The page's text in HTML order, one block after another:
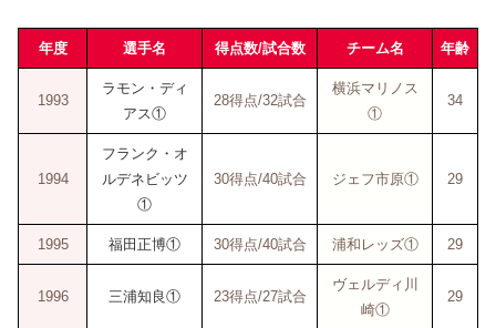
年度 選手名 得点数/試合数 チーム名 年齢
1993
ラモン・ディ
アス①
28得点/32試合
横浜マリノス
①
34
1994
フランク・オ
ルデネビッツ
①
30得点/40試合 ジェフ市原① 29
1995 福田正博① 30得点/40試合 浦和レッズ① 29
1996 三浦知良① 23得点/27試合
ヴェルディ川
崎①
29